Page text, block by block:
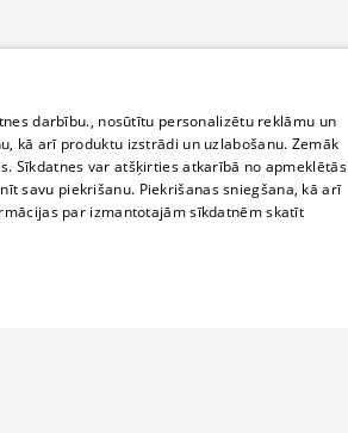
darbību., nosūtītu personalizētu reklāmu un
kā arī produktu izstrādi un uzlabošanu. Zemāk
Sīkdatnes var atšķirties atkarībā no apmeklētās
savu piekrišanu. Piekrišanas sniegšana, kā arī
par izmantotajām sīkdatnēm skatīt